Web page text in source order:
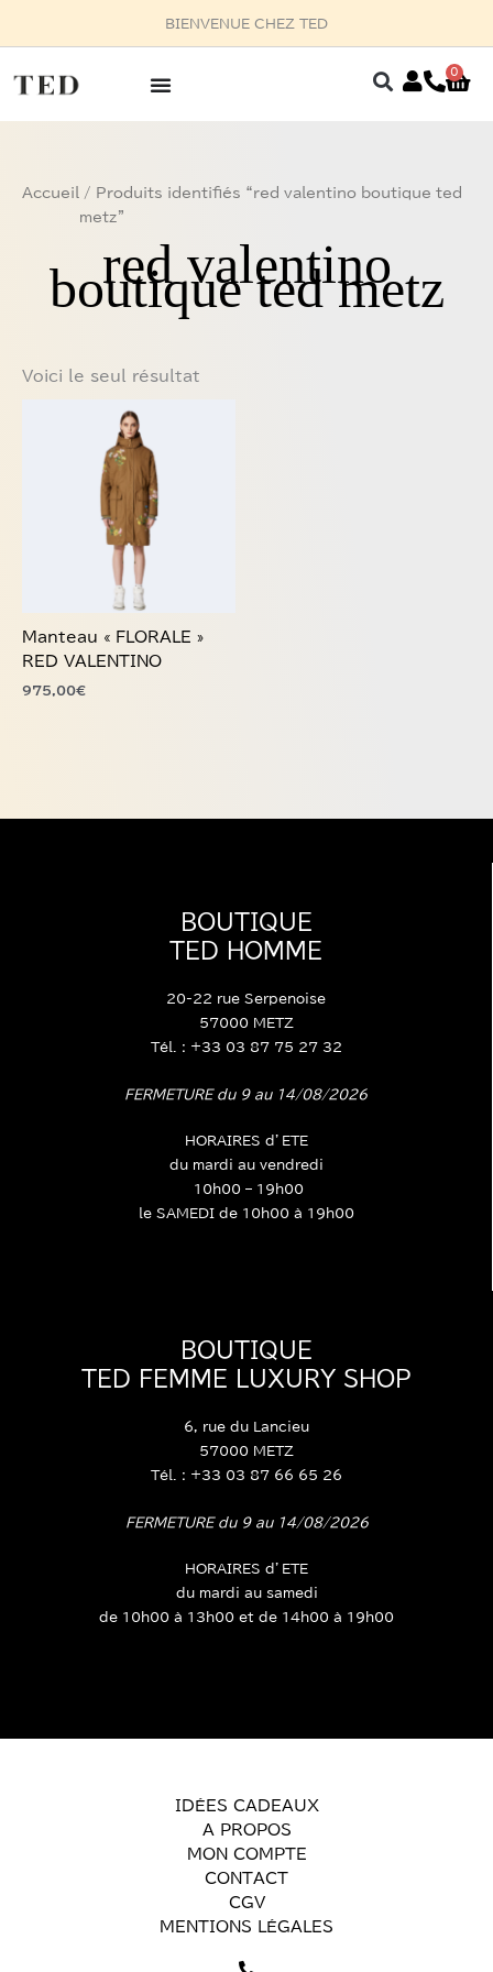
BIENVENUE CHEZ TED
0
Accueil
/ Produits identifiés “red valentino boutique ted
metz”
red valentino
boutique ted metz
Voici le seul résultat
Manteau « FLORALE »
RED VALENTINO
975,00€
variations.
choisies
sur
page
BOUTIQUE
TED HOMME
20-22 rue Serpenoise
57000 METZ
Tél. : +33 03 87 75 27 32
FERMETURE du 9 au 14/08/2026
HORAIRES d’ETE
du mardi au vendredi
10h00 – 19h00
le SAMEDI de 10h00 à 19h00
BOUTIQUE
TED FEMME LUXURY SHOP
6, rue du Lancieu
57000 METZ
Tél. : +33 03 87 66 65 26
FERMETURE du 9 au 14/08/2026
HORAIRES d’ETE
du mardi au samedi
de 10h00 à 13h00 et de 14h00 à 19h00
IDÉES CADEAUX
A PROPOS
MON COMPTE
CONTACT
CGV
MENTIONS LÉGALES